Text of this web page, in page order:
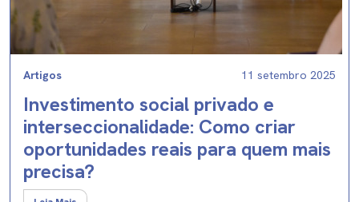
Artigos 11 setembro 2025
Investimento social privado e
interseccionalidade: Como criar
oportunidades reais para quem mais
precisa?